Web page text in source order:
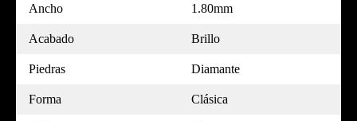
Ancho 1.80mm
Acabado Brillo
Piedras Diamante
Forma Clásica